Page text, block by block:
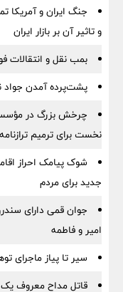
و تاثیر آن بر بازار ایران
بمب نقل‌ و انتقالات
پشت‌پرده آمدن جواد
نخست برای ترمیم ترازنامه
شوک پیامک احراز
جدید برای مردم
جوان قمی دارای
امیر و فاطمه
سیر تا پیاز ماجرای
قاتل مداح معروف